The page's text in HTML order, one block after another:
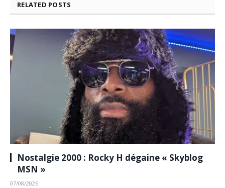
RELATED POSTS
Nostalgie 2000 : Rocky H dégaine « Skyblog
MSN »
07/08/2026